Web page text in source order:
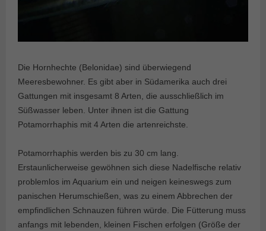
Die Hornhechte (Belonidae) sind überwiegend
Meeresbewohner. Es gibt aber in Südamerika auch drei
Gattungen mit insgesamt 8 Arten, die ausschließlich im
Süßwasser leben. Unter ihnen ist die Gattung
Potamorrhaphis mit 4 Arten die artenreichste.
Potamorrhaphis werden bis zu 30 cm lang.
Erstaunlicherweise gewöhnen sich diese Nadelfische relativ
problemlos im Aquarium ein und neigen keineswegs zum
panischen Herumschießen, was zu einem Abbrechen der
empfindlichen Schnauzen führen würde. Die Fütterung muss
anfangs mit lebenden, kleinen Fischen erfolgen (Größe der